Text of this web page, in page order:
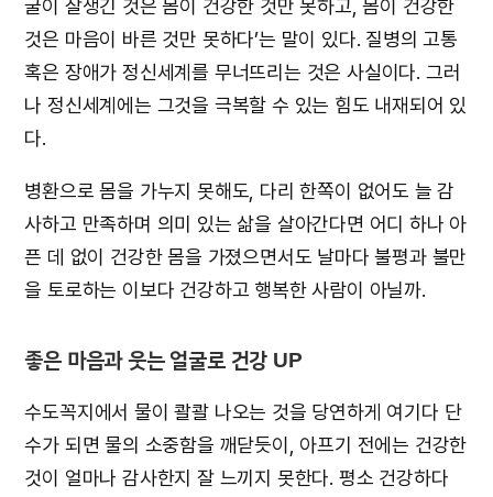
굴이 잘생긴 것은 몸이 건강한 것만 못하고, 몸이 건강한
것은 마음이 바른 것만 못하다’는 말이 있다. 질병의 고통
혹은 장애가 정신세계를 무너뜨리는 것은 사실이다. 그러
나 정신세계에는 그것을 극복할 수 있는 힘도 내재되어 있
다.
병환으로 몸을 가누지 못해도, 다리 한쪽이 없어도 늘 감
사하고 만족하며 의미 있는 삶을 살아간다면 어디 하나 아
픈 데 없이 건강한 몸을 가졌으면서도 날마다 불평과 불만
을 토로하는 이보다 건강하고 행복한 사람이 아닐까.
좋은 마음과 웃는 얼굴로 건강 UP
수도꼭지에서 물이 콸콸 나오는 것을 당연하게 여기다 단
수가 되면 물의 소중함을 깨닫듯이, 아프기 전에는 건강한
것이 얼마나 감사한지 잘 느끼지 못한다. 평소 건강하다